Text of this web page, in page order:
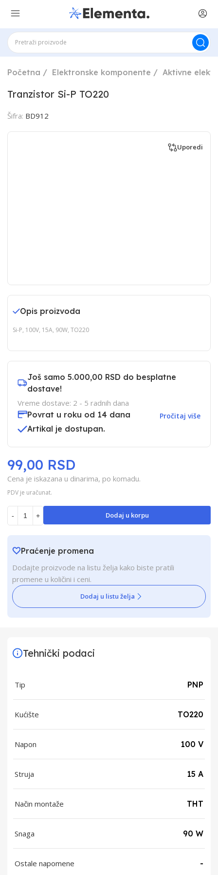
Početna Elektronske komponente Aktivne
Tranzistor Si-P TO220
Šifra: BD912
Uporedi
Opis proizvoda
Si-P, 100V, 15A, 90W, TO220
Još samo 5.000,00 RSD do besplatne
dostave!
Vreme dostave: 2 - 5 radnih dana
Povrat u roku od 14 dana
Pročitaj više
Artikal je dostupan.
Cena je iskazana u dinarima, po komadu.
PDV je uračunat.
99,00 RSD
- + Dodaj u korpu
Praćenje promena
Dodajte proizvode na listu želja kako biste pratili
promene u količini i ceni.
Dodaj u listu želja
Tehnički podaci
Tip PNP
Kućište TO220
Napon 100 V
Struja 15 A
Način montaže THT
Snaga 90 W
Ostale napomene -